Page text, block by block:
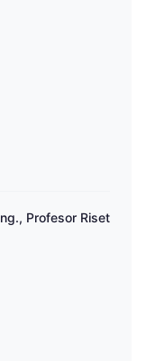
Profesor Riset